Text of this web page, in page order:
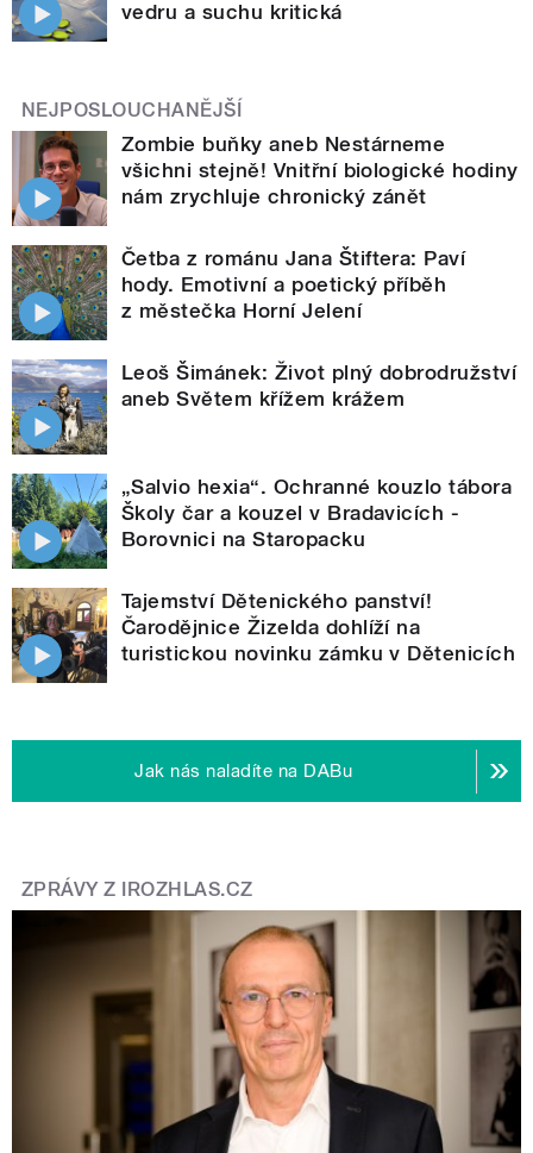
vedru a suchu kritická
NEJPOSLOUCHANĚJŠÍ
Zombie buňky aneb Nestárneme
všichni stejně! Vnitřní biologické hodiny
nám zrychluje chronický zánět
Četba z románu Jana Štiftera: Paví
hody. Emotivní a poetický příběh
z městečka Horní Jelení
Leoš Šimánek: Život plný dobrodružství
aneb Světem křížem krážem
„Salvio hexia“. Ochranné kouzlo tábora
Školy čar a kouzel v Bradavicích -
Borovnici na Staropacku
Tajemství Dětenického panství!
Čarodějnice Žizelda dohlíží na
turistickou novinku zámku v Dětenicích
Jak nás naladíte na DABu
ZPRÁVY Z IROZHLAS.CZ